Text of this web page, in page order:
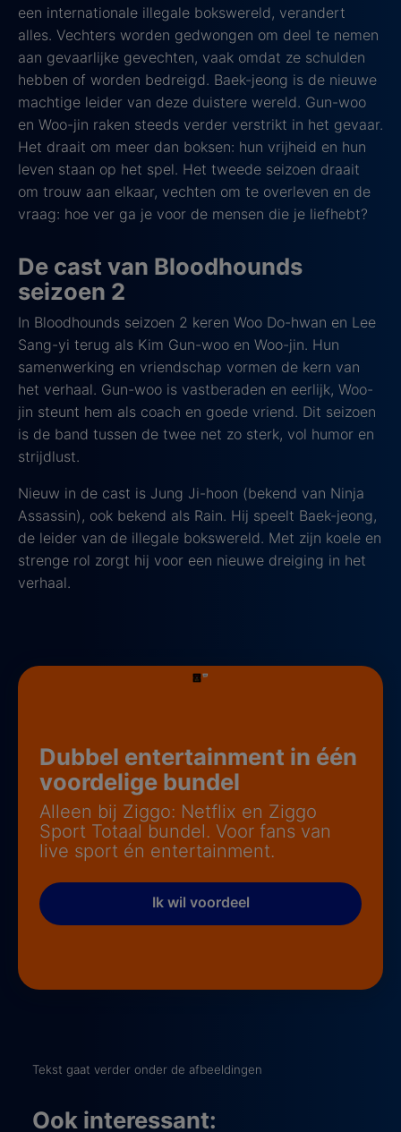
een internationale illegale bokswereld, verandert
alles. Vechters worden gedwongen om deel te nemen
aan gevaarlijke gevechten, vaak omdat ze schulden
hebben of worden bedreigd. Baek-jeong is de nieuwe
machtige leider van deze duistere wereld. Gun-woo
en Woo-jin raken steeds verder verstrikt in het gevaar.
Het draait om meer dan boksen: hun vrijheid en hun
leven staan op het spel. Het tweede seizoen draait
om trouw aan elkaar, vechten om te overleven en de
vraag: hoe ver ga je voor de mensen die je liefhebt?
De cast van Bloodhounds
seizoen 2
In Bloodhounds seizoen 2 keren Woo Do-hwan en Lee
Sang-yi terug als Kim Gun-woo en Woo-jin. Hun
samenwerking en vriendschap vormen de kern van
het verhaal. Gun-woo is vastberaden en eerlijk, Woo-
jin steunt hem als coach en goede vriend. Dit seizoen
is de band tussen de twee net zo sterk, vol humor en
strijdlust.
Nieuw in de cast is Jung Ji-hoon (bekend van Ninja
Assassin), ook bekend als Rain. Hij speelt Baek-jeong,
de leider van de illegale bokswereld. Met zijn koele en
strenge rol zorgt hij voor een nieuwe dreiging in het
verhaal.
Dubbel entertainment in één
voordelige bundel
Alleen bij Ziggo: Netflix en Ziggo
Sport Totaal bundel. Voor fans van
live sport én entertainment.
Ik wil voordeel
Tekst gaat verder onder de afbeeldingen
Ook interessant: